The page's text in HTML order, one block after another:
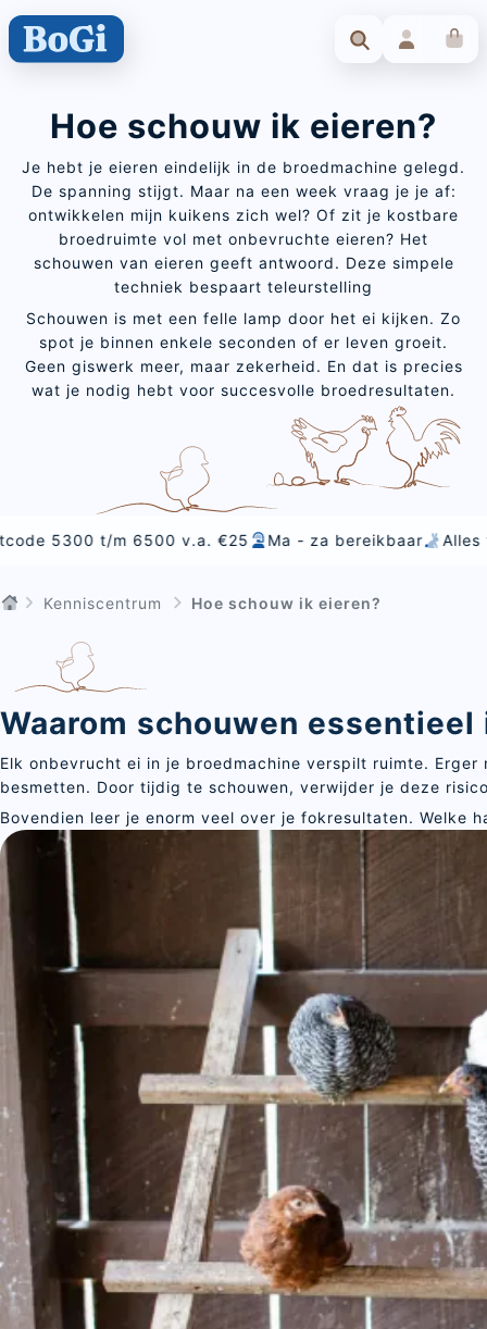
Hoe schouw ik eieren?
Je hebt je eieren eindelijk in de broedmachine gelegd.
De spanning stijgt. Maar na een week vraag je je af:
ontwikkelen mijn kuikens zich wel? Of zit je kostbare
broedruimte vol met onbevruchte eieren? Het
schouwen van eieren geeft antwoord. Deze simpele
techniek bespaart teleurstelling
Schouwen is met een felle lamp door het ei kijken. Zo
spot je binnen enkele seconden of er leven groeit.
Geen giswerk meer, maar zekerheid. En dat is precies
wat je nodig hebt voor succesvolle broedresultaten.
6500 v.a. €25 Ma - za bereikbaar Alles voor
Kenniscentrum Hoe schouw ik eieren?
Waarom schouwen essentieel
Elk onbevrucht ei in je broedmachine verspilt ruimte.
besmetten. Door tijdig te schouwen, verwijder je deze
Bovendien leer je enorm veel over je fokresultaten. Welke